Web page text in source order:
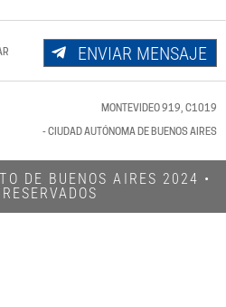
ENVIAR MENSAJE
MONTEVIDEO 919, C1019
- CIUDAD AUTÓNOMA DE BUENOS AIRES
DE BUENOS AIRES 2024​ •